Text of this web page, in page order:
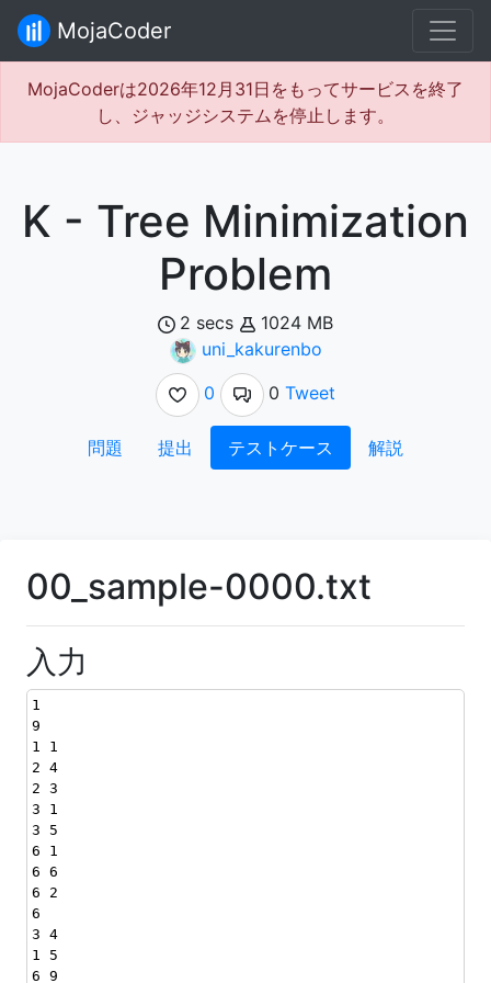
MojaCoder
MojaCoderは2026年12月31日をもってサービスを終了
し、ジャッジシステムを停止します。
K - Tree Minimization
Problem
2 secs
1024 MB
uni_kakurenbo
0
0 Tweet
問題 提出 テストケース 解説
00_sample-0000.txt
入力
1
9
1 1
2 4
2 3
3 1
3 5
6 1
6 6
6 2
6
3 4
1 5
6 9